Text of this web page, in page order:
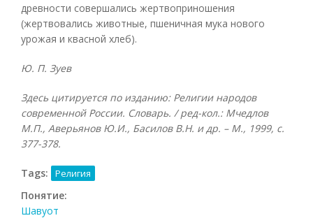
древности совершались жертвоприношения
(жертвовались животные, пшеничная мука нового
урожая и квасной хлеб).
Ю. П. Зуев
Здесь цитируется по изданию: Религии народов
современной России. Словарь. / ред-кол.: Мчедлов
М.П., Аверьянов Ю.И., Басилов В.Н. и др. – М., 1999, с.
377-378.
Tags: Религия
Понятие:
Шавуот